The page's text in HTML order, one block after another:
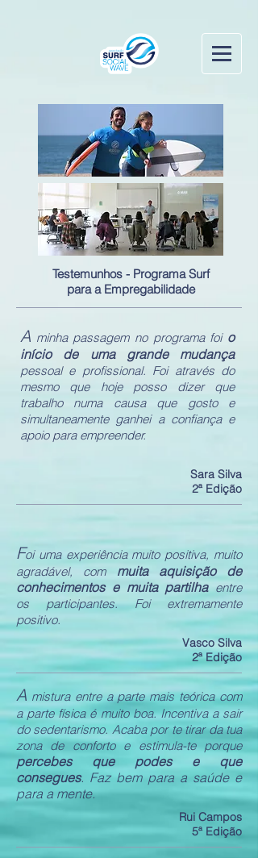
Testemunhos - Programa Surf
para a Empregabilidade
A minha passagem no programa foi o
início de uma grande mudança
pessoal e profissional. Foi através do
mesmo que hoje posso dizer que
trabalho numa causa que gosto e
simultaneamente ganhei a confiança e
apoio para empreender.
Sara Silva
2ª Edição
Foi uma experiência muito positiva, muito
agradável, com muita aquisição de
conhecimentos e muita partilha entre
os participantes. Foi extremamente
positivo.
Vasco Silva
2ª Edição
A mistura entre a parte mais teórica com
a parte física é muito boa. Incentiva a sair
do sedentarismo. Acaba por te tirar da tua
zona de conforto e estimula-te porque
percebes que podes e que
consegues. Faz bem para a saúde e
para a mente.
Rui Campos
5ª Edição